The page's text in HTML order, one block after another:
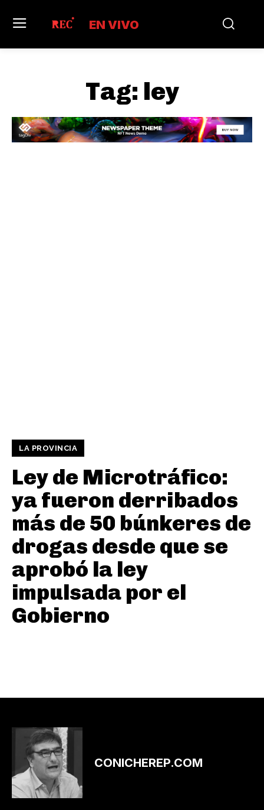
EN VIVO
Tag: ley
LA PROVINCIA
Ley de Microtráfico:
ya fueron derribados
más de 50 búnkeres de
drogas desde que se
aprobó la ley
impulsada por el
Gobierno
CONICHEREP.COM